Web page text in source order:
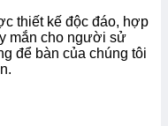
thiết kế độc đáo, hợp
mắn cho người sử
để bàn của chúng tôi